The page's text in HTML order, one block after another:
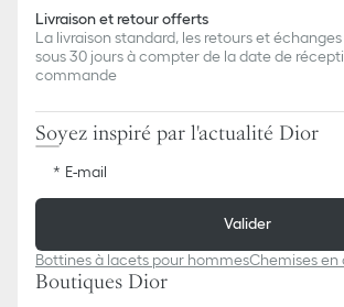
Livraison et retour offerts
La livraison standard, les retours et
sous 30 jours à compter de la date de
commande
Soyez inspiré par l'actualité Dior
E-mail
Valider
Bottines à lacets pour hommesChemises
Boutiques Dior